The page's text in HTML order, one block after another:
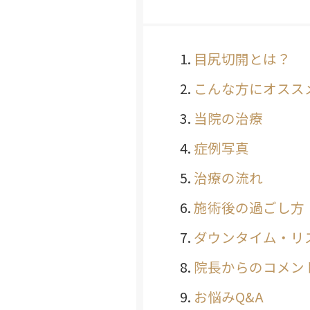
目尻切開とは？
こんな方にオスス
当院の治療
症例写真
治療の流れ
施術後の過ごし方
ダウンタイム・リ
院長からのコメン
お悩みQ&A